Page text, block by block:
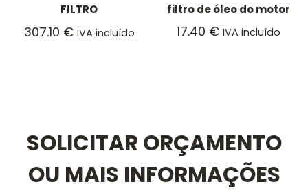
FILTRO
307.10 € IVA incluído
filtro de óleo do motor
17.40 € IVA incluído
SOLICITAR ORÇAMENTO
OU MAIS INFORMAÇÕES